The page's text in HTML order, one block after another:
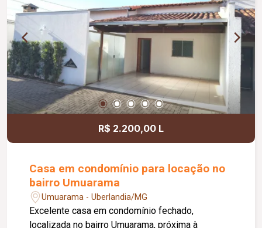
fechada, incluindo todos os móveis e
eletrodomésticos, proporcionando praticidade
para quem deseja um imóvel pronto para morar.
R$ 2.200,00 L
Casa em condomínio para locação no
bairro Umuarama
Umuarama - Uberlandia/MG
Excelente casa em condomínio fechado,
localizada no bairro Umuarama, próxima à